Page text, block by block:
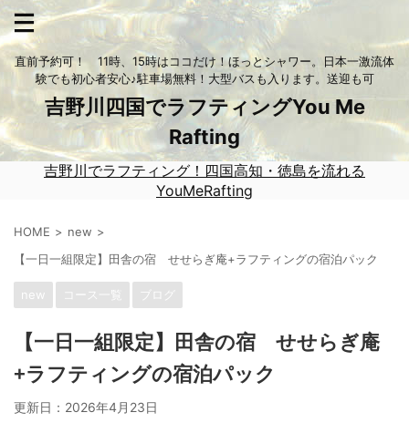
直前予約可！ 11時、15時はココだけ！ほっとシャワー。日本一激流体
験でも初心者安心♪駐車場無料！大型バスも入ります。送迎も可
吉野川四国でラフティングYou Me
Rafting
吉野川でラフティング！四国高知・徳島を流れる
YouMeRafting
HOME
new
【一日一組限定】田舎の宿 せせらぎ庵+ラフティングの宿泊パック
new コース一覧 ブログ
【一日一組限定】田舎の宿 せせらぎ庵
+ラフティングの宿泊パック
更新日： 2026年4月23日